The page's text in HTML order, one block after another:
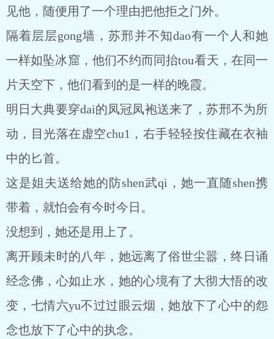
见他，随便用了一个理由把他拒之门外。
隔着层层gong墙，苏邢并不知dao有一个人和她
一样如坠冰窟，他们不约而同抬tou看天，在同一
片天空下，他们看到的是一样的晚霞。
明日大典要穿dai的凤冠凤袍送来了，苏邢不为所
动，目光落在虚空chu1，右手轻轻按住藏在衣袖
中的匕首。
这是姐夫送给她的防shen武qi，她一直随shen携
带着，就怕会有今时今日。
没想到，她还是用上了。
离开顾未时的八年，她远离了俗世尘嚣，终日诵
经念佛，心如止水，她的心境有了大彻大悟的改
变，七情六yu不过过眼云烟，她放下了心中的怨
念也放下了心中的执念。